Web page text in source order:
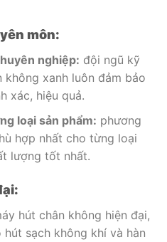
môn:
nghiệp: đội ngũ kỹ
xanh luôn đảm bảo
xác, hiệu quả.
loại sản phẩm: phương
hợp nhất cho từng loại
lượng tốt nhất.
hút chân không hiện đại,
sạch không khí và hàn